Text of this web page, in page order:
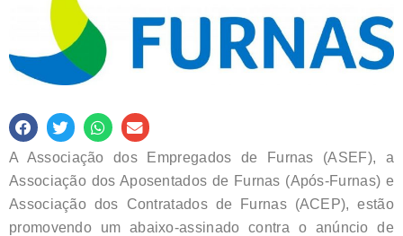
A Associação dos Empregados de Furnas (ASEF), a
Associação dos Aposentados de Furnas (Após-Furnas) e
Associação dos Contratados de Furnas (ACEP), estão
promovendo um abaixo-assinado contra o anúncio de